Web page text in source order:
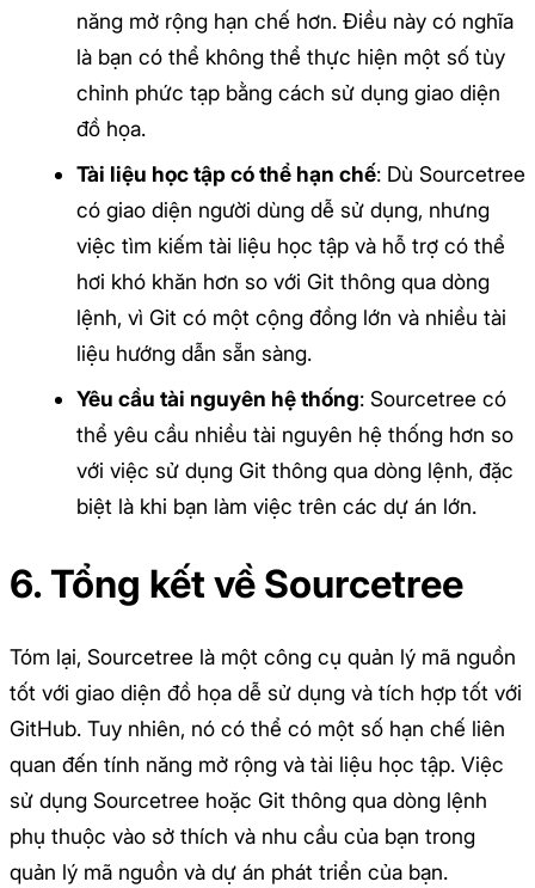
năng mở rộng hạn chế hơn. Điều này có nghĩa
là bạn có thể không thể thực hiện một số tùy
chỉnh phức tạp bằng cách sử dụng giao diện
đồ họa.
Tài liệu học tập có thể hạn chế: Dù Sourcetree
có giao diện người dùng dễ sử dụng, nhưng
việc tìm kiếm tài liệu học tập và hỗ trợ có thể
hơi khó khăn hơn so với Git thông qua dòng
lệnh, vì Git có một cộng đồng lớn và nhiều tài
liệu hướng dẫn sẵn sàng.
Yêu cầu tài nguyên hệ thống: Sourcetree có
thể yêu cầu nhiều tài nguyên hệ thống hơn so
với việc sử dụng Git thông qua dòng lệnh, đặc
biệt là khi bạn làm việc trên các dự án lớn.
6. Tổng kết về Sourcetree
Tóm lại, Sourcetree là một công cụ quản lý mã nguồn
tốt với giao diện đồ họa dễ sử dụng và tích hợp tốt với
GitHub. Tuy nhiên, nó có thể có một số hạn chế liên
quan đến tính năng mở rộng và tài liệu học tập. Việc
sử dụng Sourcetree hoặc Git thông qua dòng lệnh
phụ thuộc vào sở thích và nhu cầu của bạn trong
quản lý mã nguồn và dự án phát triển của bạn.